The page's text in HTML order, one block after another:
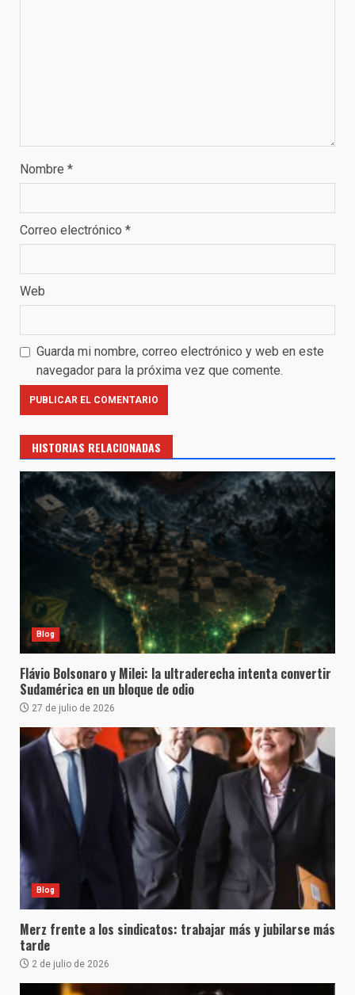
Nombre *
Correo electrónico *
Web
Guarda mi nombre, correo electrónico y web en este
navegador para la próxima vez que comente.
HISTORIAS RELACIONADAS
Blog
Flávio Bolsonaro y Milei: la ultraderecha intenta convertir
Sudamérica en un bloque de odio
27 de julio de 2026
Blog
Merz frente a los sindicatos: trabajar más y jubilarse más
tarde
2 de julio de 2026